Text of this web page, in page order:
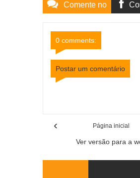
Comente no
0 comments:
Postar um comentário
‹ Página inicial
Ver versão para a